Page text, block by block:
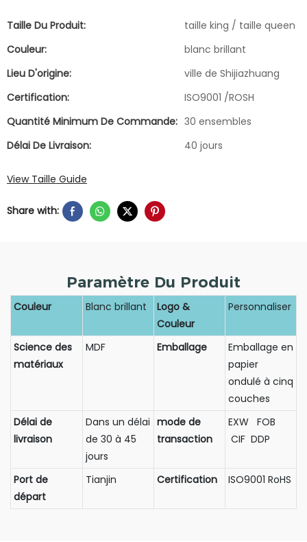
Taille Du Produit:
taille king / taille queen
Couleur:
blanc brillant
Lieu D'origine:
ville de Shijiazhuang
Certification:
ISO9001 /ROSH
Quantité Minimum De Commande: 30 ensembles
Délai De Livraison:
40 jours
View Taille Guide
Share with:
Paramètre Du Produit
Couleur Blanc brillant
Logo &
Couleur
Personnaliser
Science des
matériaux
MDF Emballage
Emballage en
papier
ondulé à cinq
couches
Délai de
livraison
Dans un délai
de 30 à 45
jours
mode de
transaction
EXW FOB
CIF DDP
Port de
départ
Tianjin Certification ISO9001 RoHS